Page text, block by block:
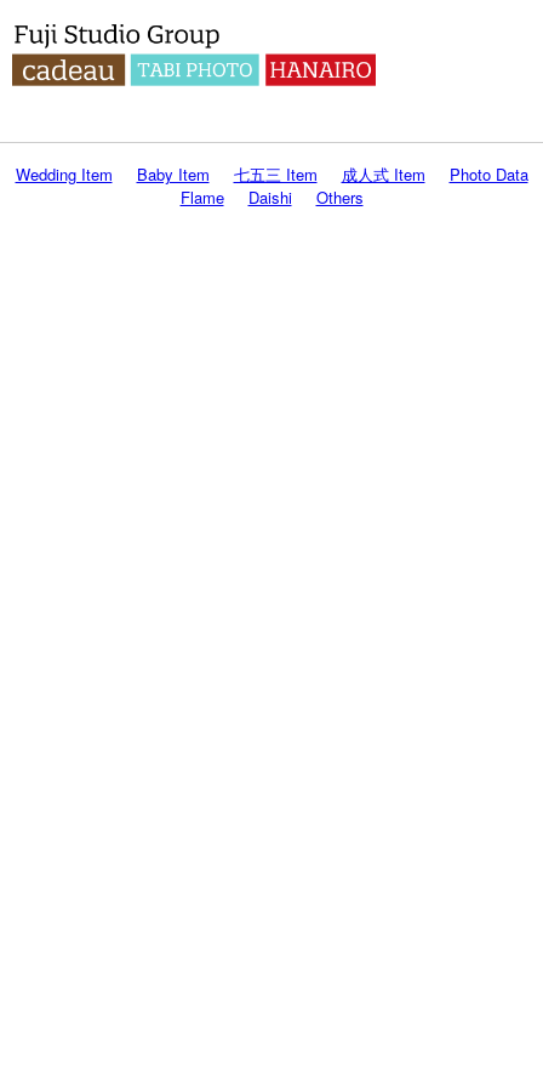
Wedding Item Baby Item 七五三 Item 成人式 Item
Photo Data
Flame
Daishi Others